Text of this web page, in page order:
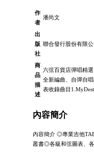
作
者
潘尚文
出
版
社
聯合發行股份有限公
商
品
描
述
六弦百貨店彈唱精
全新編曲、自彈自
表收錄曲目
內容簡介
內容簡介 ◎專業吉他
叢書◎各級和弦圖表、